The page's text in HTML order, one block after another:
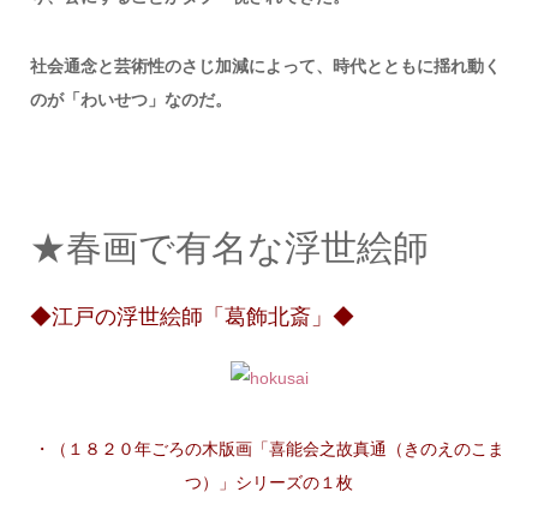
社会通念と芸術性のさじ加減によって、時代とともに揺れ動く
のが「わいせつ」なのだ。
★春画で有名な浮世絵師
◆江戸の浮世絵師「葛飾北斎」◆
・（１８２０年ごろの木版画「喜能会之故真通（きのえのこま
つ）」シリーズの１枚